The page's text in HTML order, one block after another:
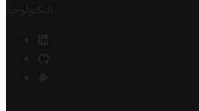
التكنولوجيا